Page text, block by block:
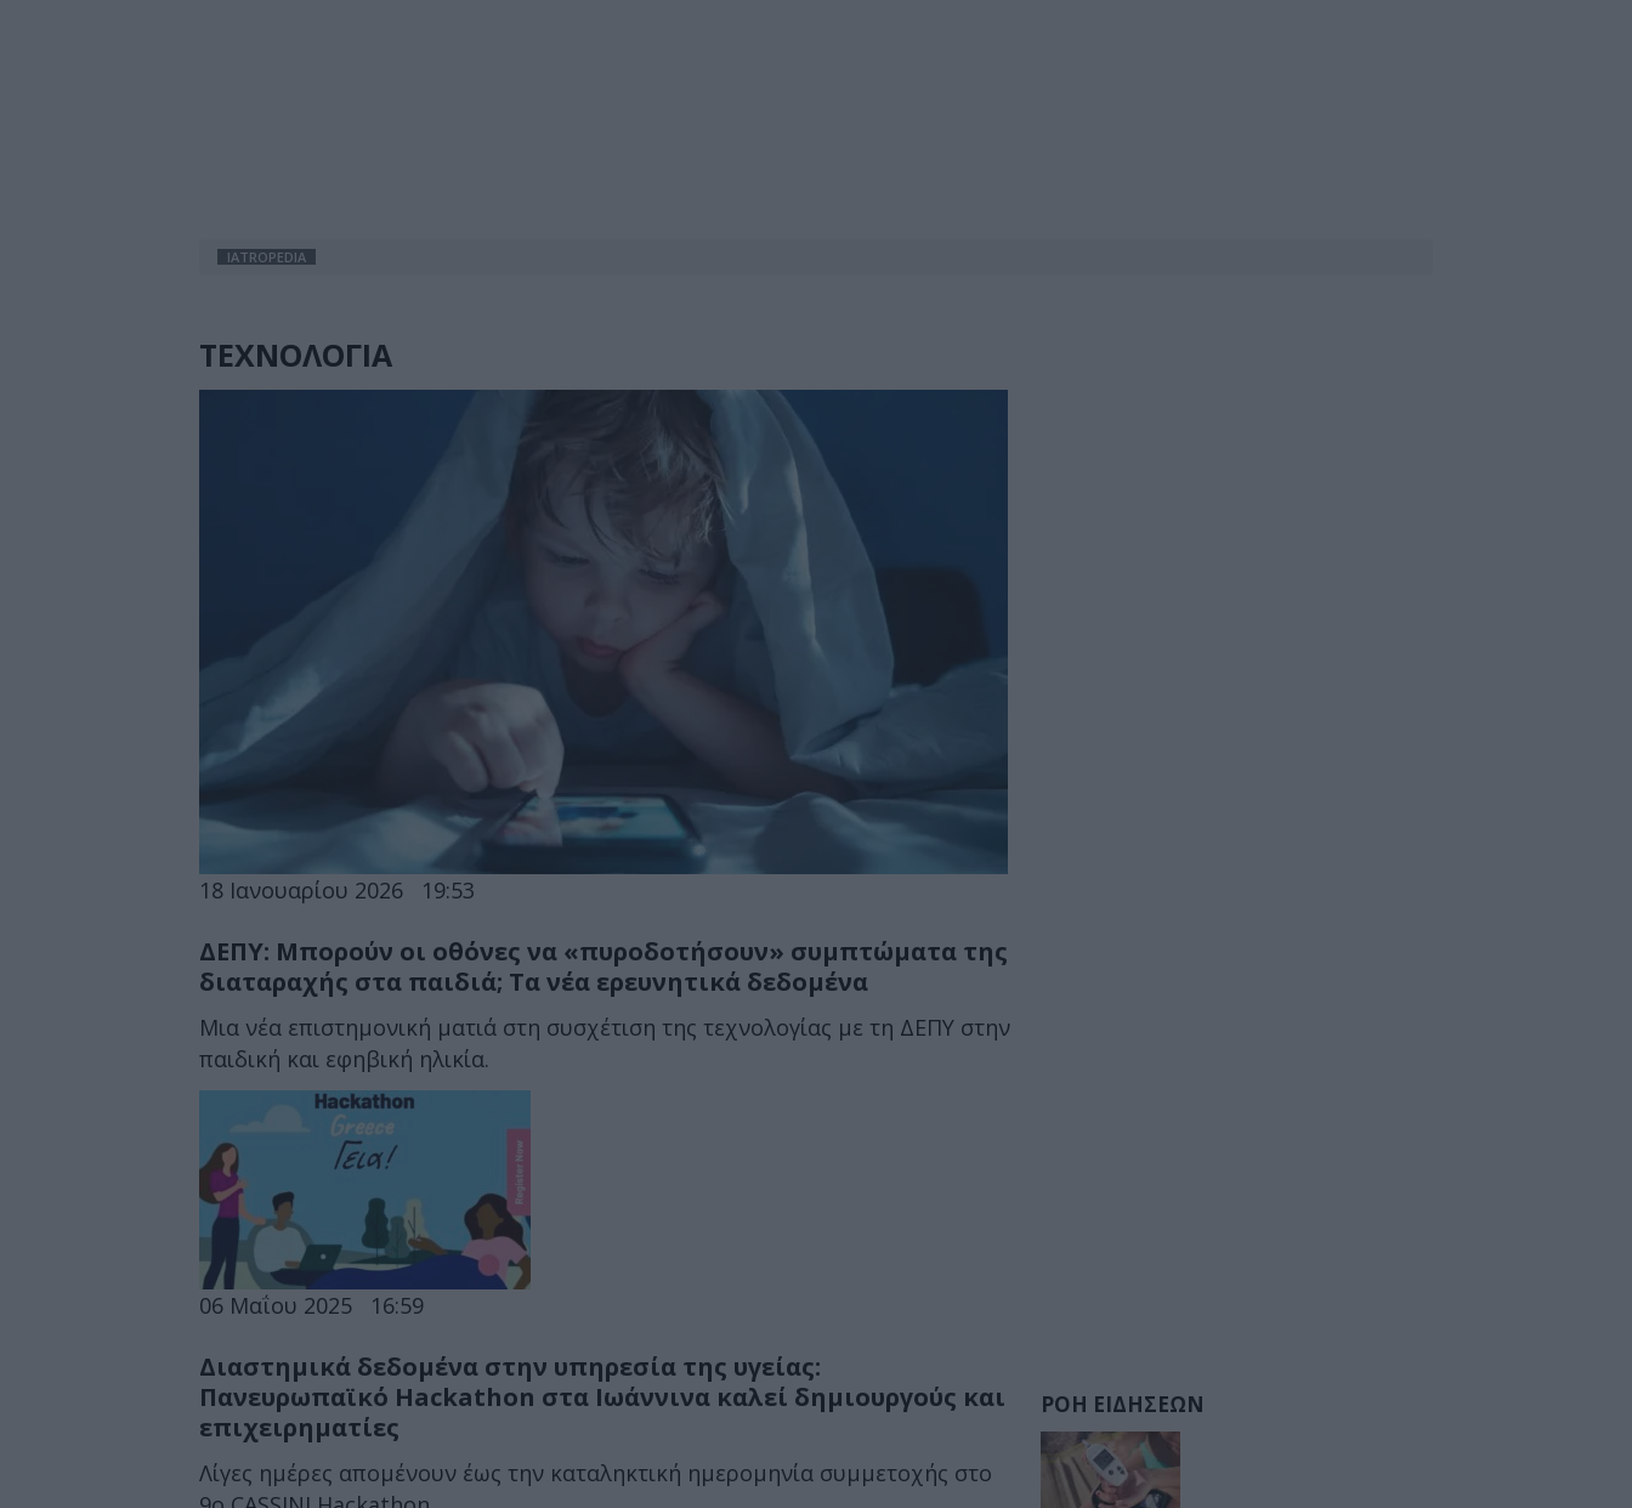
IATROPEDIA
ΤΕΧΝΟΛΟΓΙΑ
18 Ιανουαρίου 2026 19:53
ΔΕΠΥ: Μπορούν οι οθόνες να «πυροδοτήσουν» συμπτώματα της
διαταραχής στα παιδιά; Τα νέα ερευνητικά δεδομένα
Μια νέα επιστημονική ματιά στη συσχέτιση της τεχνολογίας με τη ΔΕΠΥ στην
παιδική και εφηβική ηλικία.
06 Μαΐου 2025 16:59
Διαστημικά δεδομένα στην υπηρεσία της υγείας:
Πανευρωπαϊκό Hackathon στα Ιωάννινα καλεί δημιουργούς και
επιχειρηματίες
Λίγες ημέρες απομένουν έως την καταληκτική ημερομηνία συμμετοχής στο
ΡΟΗ ΕΙΔΗΣΕΩΝ